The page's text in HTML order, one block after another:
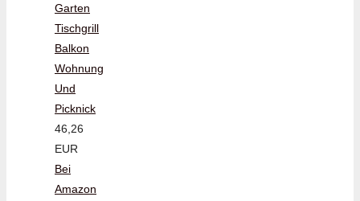
Garten
Tischgrill
Balkon
Wohnung
Und
Picknick
46,26
EUR
Bei
Amazon